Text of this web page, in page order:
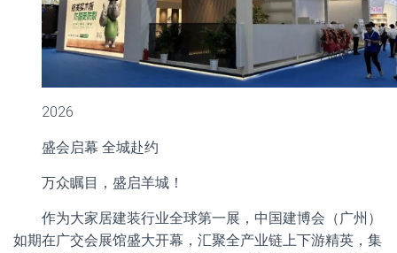
2026
盛会启幕 全城赴约
万众瞩目，盛启羊城！
作为大家居建装行业全球第一展，中国建博会（广州）
如期在广交会展馆盛大开幕，汇聚全产业链上下游精英，集